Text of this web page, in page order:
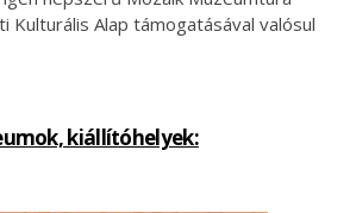
Kulturális Alap támogatásával valósul
kiállítóhelyek: